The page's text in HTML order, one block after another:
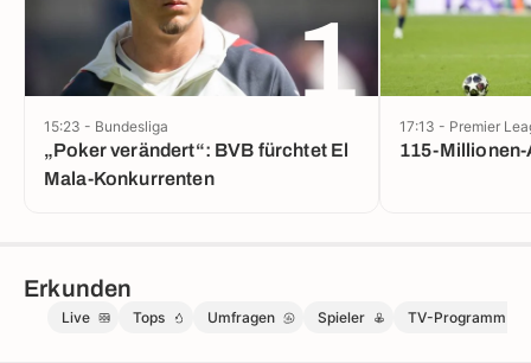
1
„Poker verändert“: BVB fürchtet El
Mala-Konkurrenten
15:23 - Bundesliga
115-
17:13 - Premier
Erkunden
Live Tops Umfragen Spieler TV-Programm